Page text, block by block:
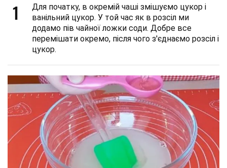
1
Для початку, в окремій чаші змішуємо цукор і
ванільний цукор. У той час як в розсіл ми
додамо пів чайної ложки соди. Добре все
перемішати окремо, після чого з'єднаємо розсіл і
цукор.